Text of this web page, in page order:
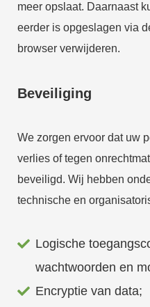
meer opslaat. Daarnaast
eerder is opgeslagen via
browser verwijderen.
Beveiliging
We zorgen ervoor dat uw
verlies of tegen
beveiligd. Wij hebben
technische en
Logische
wachtwoorden en
Encryptie van data;